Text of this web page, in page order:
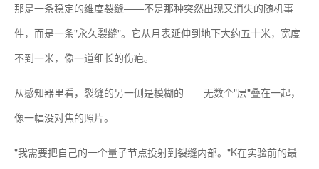
那是一条稳定的维度裂缝——不是那种突然出现又消失的随机事
件，而是一条"永久裂缝"。它从月表延伸到地下大约五十米，宽度
不到一米，像一道细长的伤疤。
从感知器里看，裂缝的另一侧是模糊的——无数个"层"叠在一起，
像一幅没对焦的照片。
"我需要把自己的一个量子节点投射到裂缝内部。"K在实验前的最